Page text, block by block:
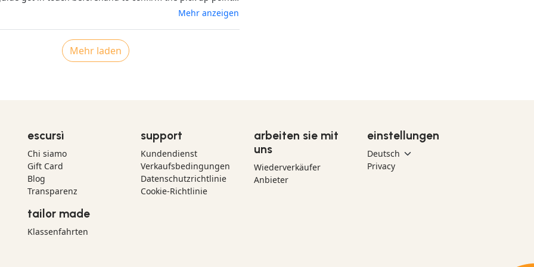
made the experience even more pleasant. The Nuraghe at
definitely recommend Escursi.
Mehr anzeigen
Mehr laden
escursì
Chi siamo
Gift Card
Blog
Transparenz
tailor made
Klassenfahrten
support
Kundendienst
Verkaufsbedingungen
Datenschutzrichtlinie
Cookie-Richtlinie
arbeiten sie mit
uns
Wiederverkäufer
Anbieter
einstellungen
Privacy